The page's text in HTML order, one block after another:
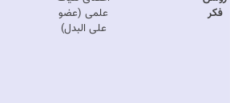
فکر
علمی (عضو
علی البدل)